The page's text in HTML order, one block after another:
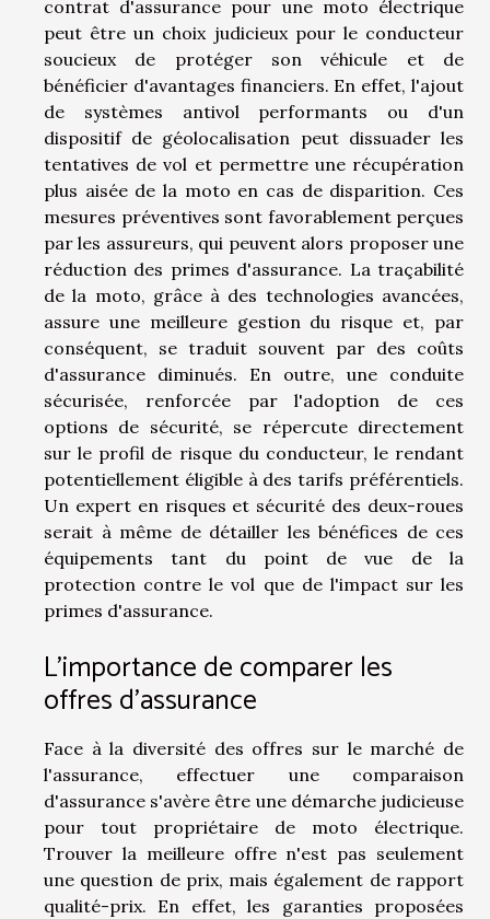
contrat d'assurance pour une moto électrique
peut être un choix judicieux pour le conducteur
soucieux de protéger son véhicule et de
bénéficier d'avantages financiers. En effet, l'ajout
de systèmes antivol performants ou d'un
dispositif de géolocalisation peut dissuader les
tentatives de vol et permettre une récupération
plus aisée de la moto en cas de disparition. Ces
mesures préventives sont favorablement perçues
par les assureurs, qui peuvent alors proposer une
réduction des primes d'assurance. La traçabilité
de la moto, grâce à des technologies avancées,
assure une meilleure gestion du risque et, par
conséquent, se traduit souvent par des coûts
d'assurance diminués. En outre, une conduite
sécurisée, renforcée par l'adoption de ces
options de sécurité, se répercute directement
sur le profil de risque du conducteur, le rendant
potentiellement éligible à des tarifs préférentiels.
Un expert en risques et sécurité des deux-roues
serait à même de détailler les bénéfices de ces
équipements tant du point de vue de la
protection contre le vol que de l'impact sur les
primes d'assurance.
L'importance de comparer les
offres d'assurance
Face à la diversité des offres sur le marché de
l'assurance, effectuer une comparaison
d'assurance s'avère être une démarche judicieuse
pour tout propriétaire de moto électrique.
Trouver la meilleure offre n'est pas seulement
une question de prix, mais également de rapport
qualité-prix. En effet, les garanties proposées